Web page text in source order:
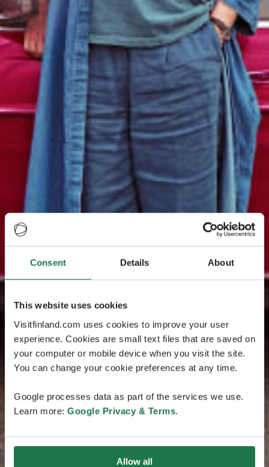
Consent Details About
This website uses cookies
Visitfinland.com uses cookies to improve your user
experience. Cookies are small text files that are saved on
your computer or mobile device when you visit the site.
You can change your cookie preferences at any time.
Google processes data as part of the services we use.
Learn more: Google Privacy & Terms.
Allow all